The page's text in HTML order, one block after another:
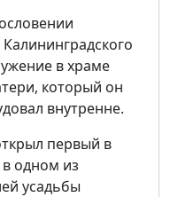
в храме
который он
внутренне.
первый в
одном из
усадьбы